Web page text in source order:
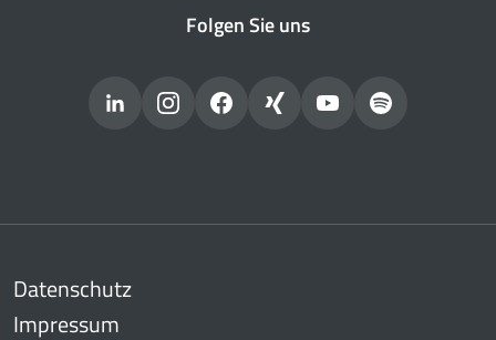
Folgen Sie uns
Datenschutz
Impressum